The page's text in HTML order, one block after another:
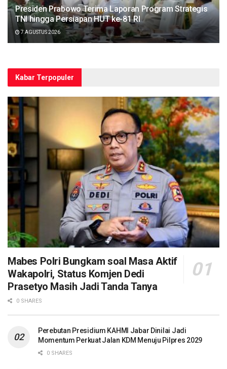
Presiden Prabowo Terima Laporan Program Strategis
TNI hingga Persiapan HUT ke-81 RI
7 AGUSTUS 2026
Kabar Terpopuler
Mabes Polri Bungkam soal Masa Aktif
Wakapolri, Status Komjen Dedi
Prasetyo Masih Jadi Tanda Tanya
0 SHARES
Perebutan Presidium KAHMI Jabar Dinilai Jadi
Momentum Perkuat Jalan KDM Menuju Pilpres 2029
0 SHARES